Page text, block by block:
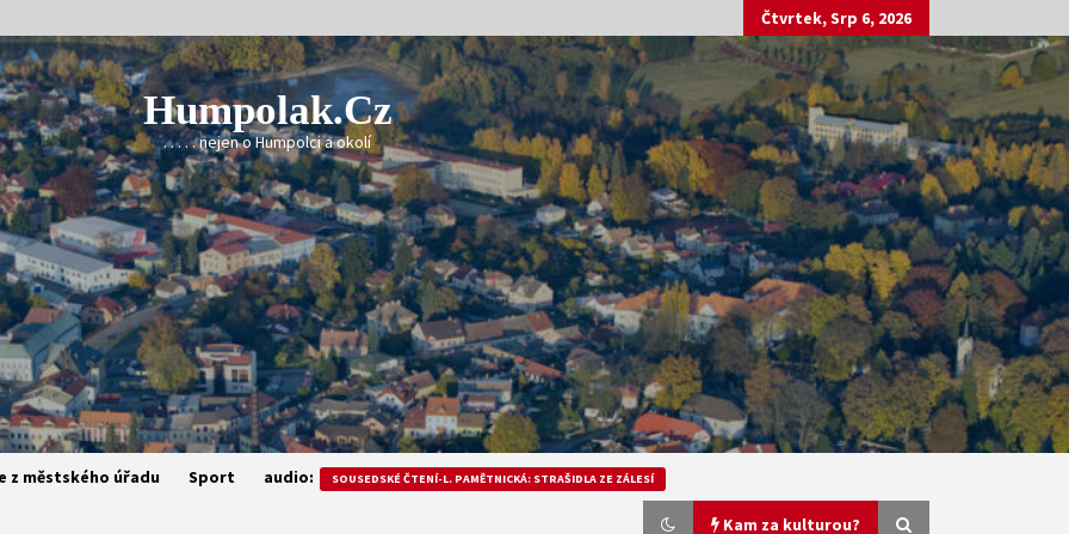
Čtvrtek, Srp 6, 2026
Humpolak.cz
. . . . . nejen o Humpolci a okolí
z městského úřadu Sport audio: SOUSEDSKÉ ČTENÍ-L. PAMĚTNICKÁ: STRAŠIDLA ZE ZÁLESÍ
Kam za kulturou?